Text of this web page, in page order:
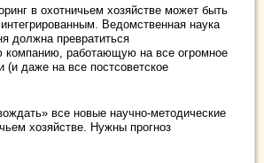
в охотничьем хозяйстве может быть
Ведомственная наука
должна превратиться
компанию, работающую на все огромное
(и даже на все постсоветское
все новые научно-методические
хозяйстве. Нужны прогноз